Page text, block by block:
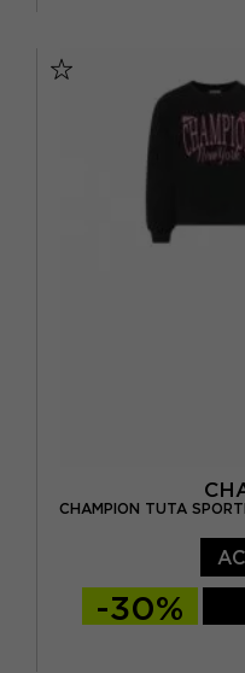
CHAMPION TUTA
-30%